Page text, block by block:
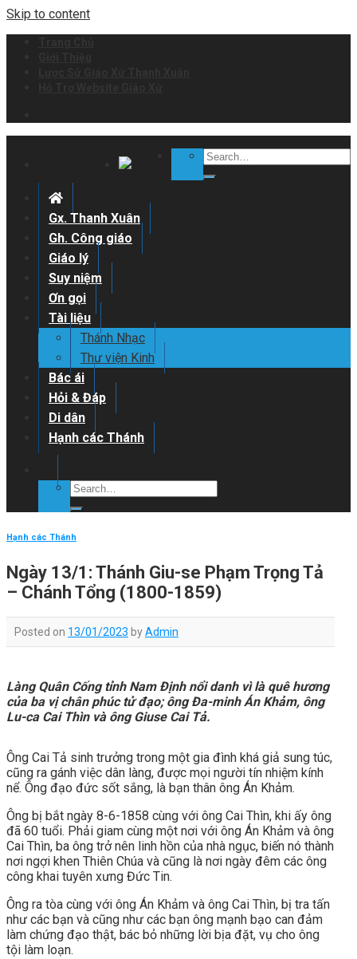
Skip to content
Gx. Thanh Xuân
Gh. Công giáo
Giáo lý
Suy niệm
Ơn gọi
Tài liệu
Thánh Nhạc
Thư viện Kinh
Bác ái
Hỏi & Đáp
Di dân
Hạnh các Thánh
Hạnh các Thánh
Ngày 13/1: Thánh Giu-se Phạm Trọng Tả
– Chánh Tổng (1800-1859)
Posted on 13/01/2023 byAdmin
Làng Quân Cống tỉnh Nam Định nổi danh vì là quê hương
của ba vị chân phúc tử đạo; ông Đa-minh Án Khảm, ông
Lu-ca Cai Thìn và ông Giuse Cai Tả.
Ông Cai Tả sinh trưởng trong một gia đình khá giả sung túc,
cũng ra gánh việc dân làng, được mọi người tín nhiệm kính
nể. Ông đạo đức sốt sắng, là bạn thân ông Án Khảm.
Ông bị bắt ngày 8-6-1858 cùng với ông Cai Thìn, khi ấy ông
đã 60 tuổi. Phải giam cùng một nơi với ông Án Khảm và ông
Cai Thìn, ba ông trở nên linh hồn của nhà ngục, biến nó thành
nơi ngợi khen Thiên Chúa và cũng là nơi ngày đêm các ông
công khai tuyên xưng Đức Tin.
Ông ra tòa cùng với ông Án Khảm và ông Cai Thìn, bị tra tấn
như các bạn và cũng như các bạn ông mạnh bạo can đảm
làm chứng đạo thật, bác bỏ những lời bịa đặt, vụ cho ông
tội làm loạn.